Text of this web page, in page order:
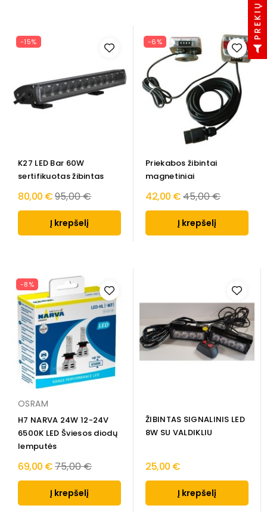
-15%
K27 LED Bar 60W
sertifikuotas žibintas
80,00 €Regular
price
95,00 €
Į krepšelį
-6%
Priekabos žibintai
magnetiniai
42,00 €Regular
price
45,00 €
Į krepšelį
-8%
OSRAM
H7 NARVA 24W 12-24V
6500K LED Šviesos diodų
lemputės
69,00 €Regular
price
75,00 €
Į krepšelį
ŽIBINTAS SIGNALINIS LED
8W SU VALDIKLIU
25,00 €
Į krepšelį